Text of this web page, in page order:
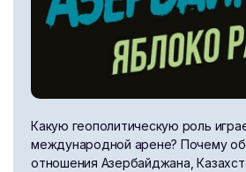
Какую геополитическую роль
международной арене? Почему
отношения Азербайджана,